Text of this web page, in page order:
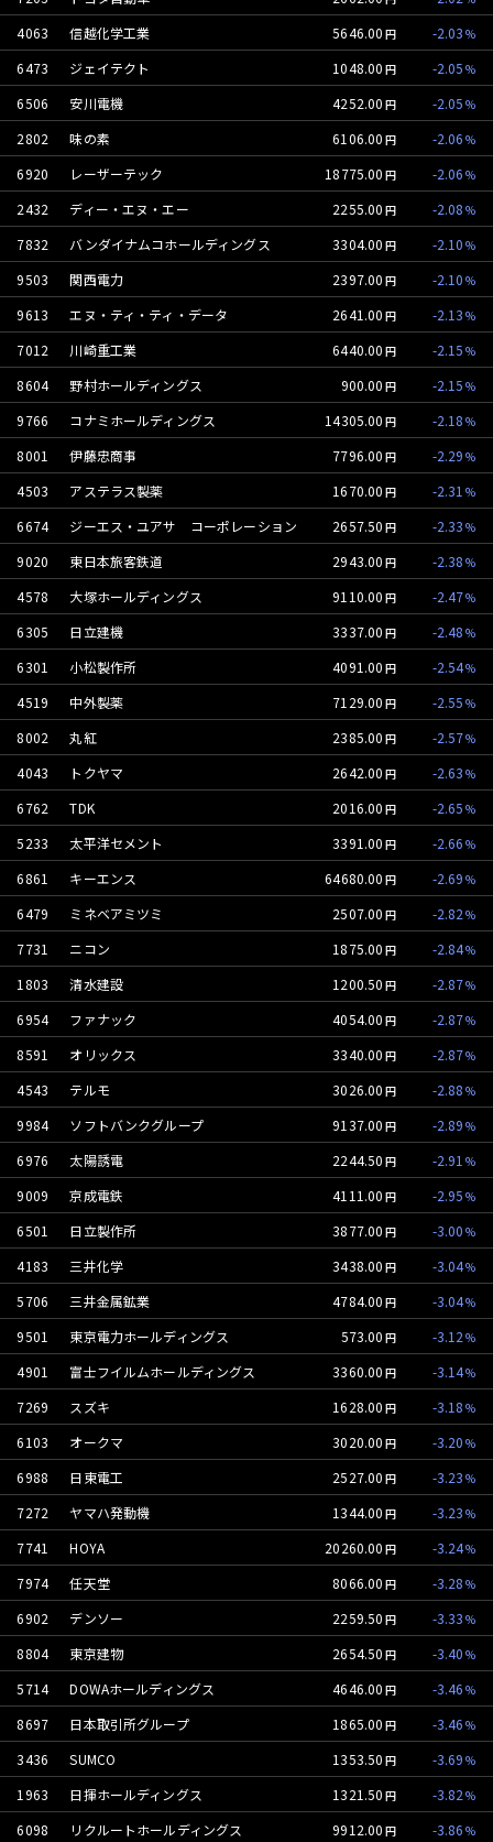
4063
信越化学工業 5646.00
-2.03
6473
ジェイテクト 1048.00
-2.05
6506
安川電機 4252.00
-2.05
2802
味の素 6106.00
-2.06
6920
レーザーテック 18775.00
-2.06
2432
ディー・エヌ・エー 2255.00
-2.08
7832
バンダイナムコホールディングス 3304.00
-2.10
9503
関西電力 2397.00
-2.10
9613
エヌ・ティ・ティ・データ 2641.00
-2.13
7012
川崎重工業 6440.00
-2.15
8604
野村ホールディングス 900.00
-2.15
9766
コナミホールディングス 14305.00
-2.18
8001
伊藤忠商事 7796.00
-2.29
4503
アステラス製薬 1670.00
-2.31
6674
ジーエス・ユアサ コーポレーション 2657.50
-2.33
9020
東日本旅客鉄道 2943.00
-2.38
4578
大塚ホールディングス 9110.00
-2.47
6305
日立建機 3337.00
-2.48
6301
小松製作所 4091.00
-2.54
4519
中外製薬 7129.00
-2.55
8002
丸紅 2385.00
-2.57
4043
トクヤマ 2642.00
-2.63
6762
TDK 2016.00
-2.65
5233
太平洋セメント 3391.00
-2.66
6861
キーエンス 64680.00
-2.69
6479
ミネベアミツミ 2507.00
-2.82
7731
ニコン 1875.00
-2.84
1803
清水建設 1200.50
-2.87
6954
ファナック 4054.00
-2.87
8591
オリックス 3340.00
-2.87
4543
テルモ 3026.00
-2.88
9984
ソフトバンクグループ 9137.00
-2.89
6976
太陽誘電 2244.50
-2.91
9009
京成電鉄 4111.00
-2.95
6501
日立製作所 3877.00
-3.00
4183
三井化学 3438.00
-3.04
5706
三井金属鉱業 4784.00
-3.04
9501
東京電力ホールディングス 573.00
-3.12
4901
富士フイルムホールディングス 3360.00
-3.14
7269
スズキ 1628.00
-3.18
6103
オークマ 3020.00
-3.20
6988
日東電工 2527.00
-3.23
7272
ヤマハ発動機 1344.00
-3.23
7741
HOYA 20260.00
-3.24
7974
任天堂 8066.00
-3.28
6902
デンソー 2259.50
-3.33
8804
東京建物 2654.50
-3.40
5714
DOWAホールディングス 4646.00
-3.46
8697
日本取引所グループ 1865.00
-3.46
3436
SUMCO 1353.50
-3.69
1963
日揮ホールディングス 1321.50
-3.82
6098
リクルートホールディングス 9912.00 -3.86